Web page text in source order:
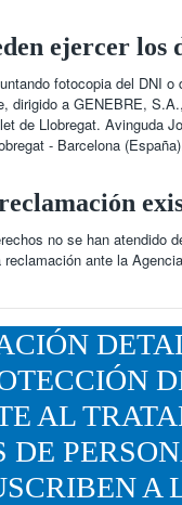
ejercer los
fotocopia del DNI o
dirigido a GENEBRE,
de Llobregat. Avinguda
- Barcelona
no se han atendido
ante la
AL
DE
A